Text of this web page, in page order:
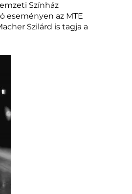
Színház
eseményen az MTE
Szilárd is tagja a